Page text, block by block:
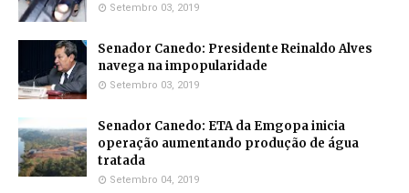
Setembro 03, 2019
Senador Canedo: Presidente Reinaldo Alves
navega na impopularidade
Setembro 03, 2019
Senador Canedo: ETA da Emgopa inicia
operação aumentando produção de água
tratada
Setembro 04, 2019